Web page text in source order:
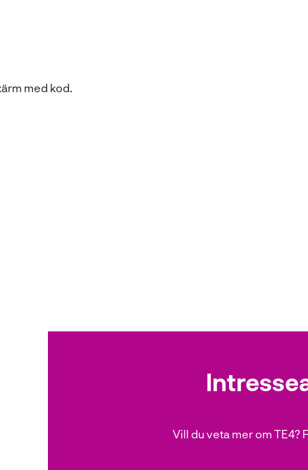
Vill du veta mer om TE4?